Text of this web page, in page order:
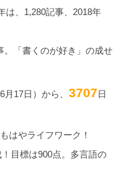
は、1,280記事、2018年
。「書くのが好き」の成せ
17日）から、 3707日
はやライフワーク！
目標は900点。多言語の